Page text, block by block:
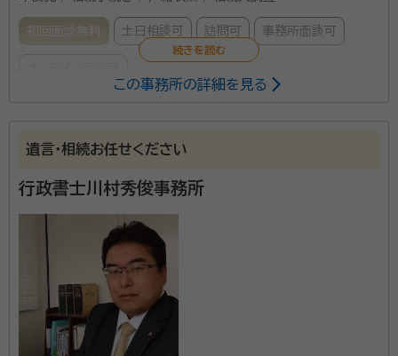
初回面談無料 土日相談可 訪問可 事務所面談可
相原 一善（あいはら かずよし）
力発電所で使用する燃料調達，管理業務に従事 在職中に行政書士資格を
取得，退職後開業。
遺言，相続，おひとりさま問題など，比較的年配の方が
抱える課題についてお手伝いさせていただく行政書士
です。 フットワーク軽く、宮城県内、宮城県に近接する市
町村，どこへでもお客さまの下に参ります。 初回相談は
無料です。お客さまがお知りになりたいことについて，
納得いただけるまで説明いたします。 冬にはウインター
資格等：特定行政書士，海事代理士
この事務所の詳細を見る
遺言・相続お任せください
行政書士川村秀俊事務所